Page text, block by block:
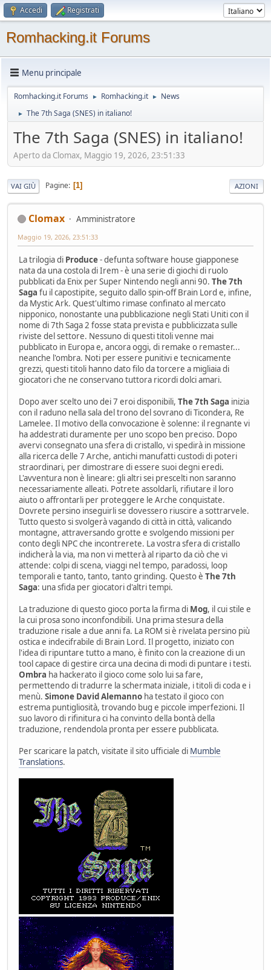
Accedi Registrati
Romhacking.it Forums
Menu principale
Romhacking.it Forums ► Romhacking.it ► News
► The 7th Saga (SNES) in italiano!
The 7th Saga (SNES) in italiano!
Aperto da Clomax, Maggio 19, 2026, 23:51:33
VAI GIÙ Pagine 1 AZIONI
Clomax Amministratore
Maggio 19, 2026, 23:51:33
La trilogia di Produce- defunta software house giapponese
nata da una costola di Irem - è una serie di giochi di ruolo
pubblicati da Enix per Super Nintendo negli anni 90. The 7th
Saga fu il capostipite, seguito dallo spin-off Brain Lord e, infine,
da Mystic Ark. Quest'ultimo rimase confinato al mercato
nipponico, nonostante una pubblicazione negli Stati Uniti con il
nome di 7th Saga 2 fosse stata prevista e pubblicizzata sulle
riviste del settore. Nessuno di questi titoli venne mai
pubblicato in Europa e, ancora oggi, di remake o remaster...
neanche l'ombra. Noti per essere punitivi e tecnicamente
grezzi, questi titoli hanno dato filo da torcere a migliaia di
giocatori che ne conservano tuttora ricordi dolci amari.
Dopo aver scelto uno dei 7 eroi disponibili, The 7th Saga inizia
con il raduno nella sala del trono del sovrano di Ticondera, Re
Lamelee. Il motivo della convocazione è solenne: il regnante vi
ha addestrati duramente per uno scopo ben preciso. Dopo
avervi consegnato una sfera di cristallo, vi spedirà in missione
alla ricerca delle 7 Arche, antichi manufatti custodi di poteri
straordinari, per dimostrare di essere suoi degni eredi.
L'avventura non è lineare: gli altri sei prescelti non saranno
necessariamente alleati. Potrete assoldarli, rifiutare il loro
aiuto o affrontarli per proteggere le Arche conquistate.
Dovrete persino inseguirli se dovessero riuscire a sottrarvele.
Tutto questo si svolgerà vagando di città in città, valicando
montagne, attraversando grotte e svolgendo missioni per
conto degli NPC che incontrerete. La vostra sfera di cristallo
indicherà la via, ma non vi metterà al riparto da ciò che vi
attende: colpi di scena, viaggi nel tempo, paradossi, loop
temporali e tanto, tanto, tanto grinding. Questo è The 7th
Saga: una sfida per giocatori d'altri tempi.
La traduzione di questo gioco porta la firma di Mog, il cui stile e
la cui prosa sono inconfondibili. Una prima stesura della
traduzione risale a due anni fa. La ROM si è rivelata persino più
ostica e indecifrabile di Brain Lord. Il progetto, iniziato con
l'idea di ripuntare tutto a mano, è finito con la creazione di un
tool capace di gestire circa una decina di modi di puntare i testi.
Ombra ha hackerato il gioco come solo lui sa fare,
permettendo di tradurre la schermata iniziale, i titoli di coda e i
menù. Simone David Alemanno ha testato il gioco con
estrema puntigliosità, trovando bug e piccole imperfezioni. Il
suo lavoro di rifinitura ci ha convinto della bontà della
traduzione, rendendola pronta per essere pubblicata.
Per scaricare la patch, visitate il sito ufficiale di Mumble
Translations.